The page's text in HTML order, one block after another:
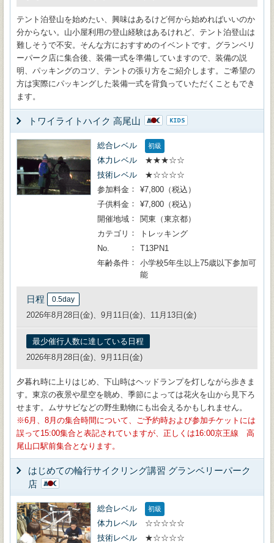
テント泊登山を始めたい、興味はあるけど何から始めればいいのか
分からない。山小屋利用の登山経験はあるけれど、テント泊登山は
難しそうで不安。そんな方におすすめのイベントです。グランベリ
ーパーク店に集合後、装備一式を準備していますので、装備の説
明、パッキングのコツ、テントの張り方をご紹介します。ご希望の
方は実際にパッキングした装備一式を背負っていただくこともでき
ます。
トワイライトハイク 高尾山
総合レベル 初級
体力レベル
★★★☆☆
技術レベル
★☆☆☆☆
参加料金
¥7,800（税込）
子供料金
¥7,800（税込）
開催地域
関東（東京都）
カテゴリ
トレッキング
No.
T13PN1
年齢条件
小学校5年生以上75歳以下参加可
能
日程 0.5day
2026年8月28日(金)、9月11日(金)、11月13日(金)
最少催行人数に達している日程
2026年8月28日(金)、9月11日(金)
夕暮れ時に上りはじめ、下山時はヘッドランプを灯しながら歩きま
す。東京の夜景や星空を眺め、季節によっては花火を山から見下ろ
せます。ムササビなどの野生動物にも出会えるかもしれません。
6月、8月の集合時間について、ご予約時および参加チケットには
誤って15:00集合と表記されていますが、正しくは16:00京王線 高
尾山口駅前集合となります。
はじめての輪行サイクリング講習 グランベリーパーク
店
総合レベル 初級
体力レベル
☆☆☆☆☆
技術レベル
★☆☆☆☆